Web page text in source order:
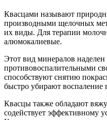
Квасцами называют
производными щелочных
их виды. Для терапии
алюмокалиевые.
Этот вид минералов
противовоспалительными
способствуют снятию
быстро убирают воспаление
Квасцы также обладают
содействует эффективному